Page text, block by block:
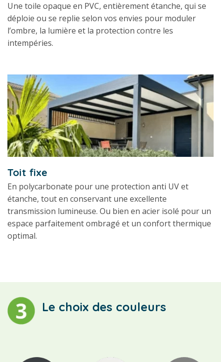
Une toile opaque en PVC, entièrement étanche, qui se
déploie ou se replie selon vos envies pour moduler
l’ombre, la lumière et la protection contre les
intempéries.
Toit fixe
En polycarbonate pour une protection anti UV et
étanche, tout en conservant une excellente
transmission lumineuse. Ou bien en acier isolé pour un
espace parfaitement ombragé et un confort thermique
optimal.
Le choix des couleurs